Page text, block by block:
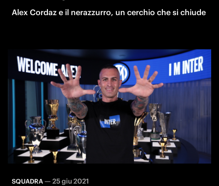
Alex Cordaz e il nerazzurro, un cerchio che si chiude
SQUADRA— 25 giu 2021